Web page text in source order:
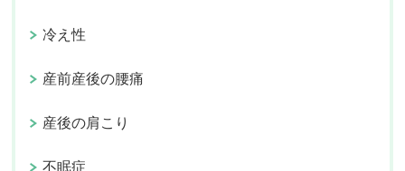
冷え性
産前産後の腰痛
産後の肩こり
不眠症